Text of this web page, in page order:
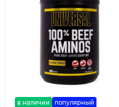
в наличии
популярный